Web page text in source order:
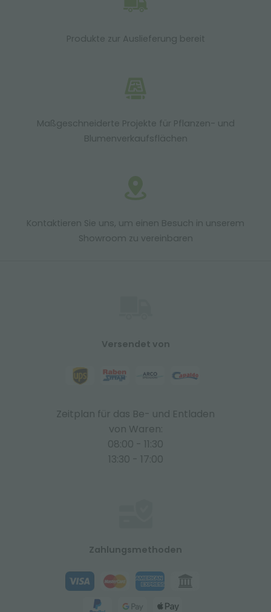
Produkte zur Auslieferung bereit
Maßgeschneiderte Projekte für Pflanzen- und
Blumenverkaufsflächen
Kontaktieren Sie uns, um einen Besuch in unserem
Showroom zu vereinbaren
Versendet von
Zeitplan für das Be- und Entladen
von Waren:
08:00 - 11:30
13:30 - 17:00
Zahlungsmethoden